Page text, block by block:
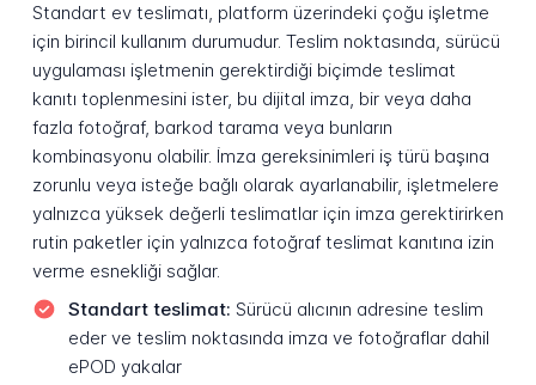
Standart ev teslimatı, platform üzerindeki çoğu işletme
için birincil kullanım durumudur. Teslim noktasında, sürücü
uygulaması işletmenin gerektirdiği biçimde teslimat
kanıtı toplenmesini ister, bu dijital imza, bir veya daha
fazla fotoğraf, barkod tarama veya bunların
kombinasyonu olabilir. İmza gereksinimleri iş türü başına
zorunlu veya isteğe bağlı olarak ayarlanabilir, işletmelere
yalnızca yüksek değerli teslimatlar için imza gerektirirken
rutin paketler için yalnızca fotoğraf teslimat kanıtına izin
verme esnekliği sağlar.
Standart teslimat: Sürücü alıcının adresine teslim
eder ve teslim noktasında imza ve fotoğraflar dahil
ePOD yakalar